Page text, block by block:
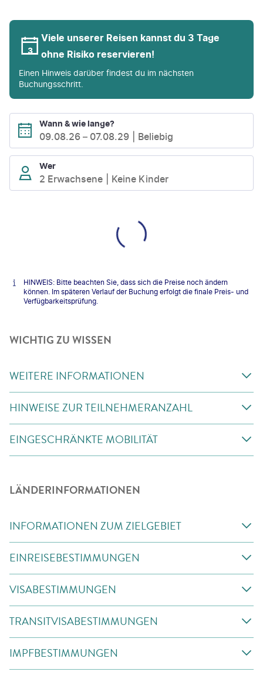
Viele unserer Reisen kannst du 3 Tage
ohne Risiko reservieren!
Einen Hinweis darüber findest du im nächsten
Buchungsschritt.
Wann & wie lange?
09.08.26 – 07.08.29 Beliebig
Wer
2 Erwachsene Keine Kinder
HINWEIS: Bitte beachten Sie, dass sich die Preise noch ändern
können. Im späteren Verlauf der Buchung erfolgt die finale Preis- und
Verfügbarkeitsprüfung.
WICHTIG ZU WISSEN
WEITERE INFORMATIONEN
HINWEISE ZUR TEILNEHMERANZAHL
EINGESCHRÄNKTE MOBILITÄT
LÄNDERINFORMATIONEN
INFORMATIONEN ZUM ZIELGEBIET
EINREISEBESTIMMUNGEN
VISABESTIMMUNGEN
TRANSITVISABESTIMMUNGEN
IMPFBESTIMMUNGEN